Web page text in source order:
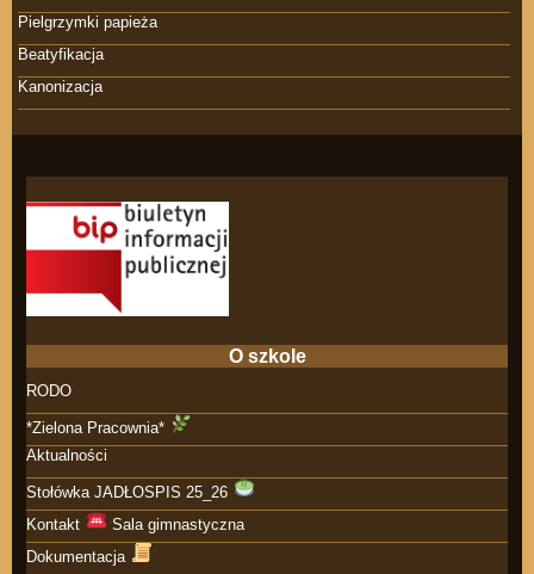
Pielgrzymki papieża
Beatyfikacja
Kanonizacja
O szkole
RODO
*Zielona Pracownia*
Aktualności
Stołówka JADŁOSPIS 25_26
Kontakt
Sala gimnastyczna
Dokumentacja